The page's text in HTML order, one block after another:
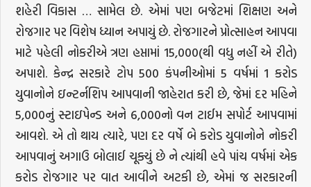
શહેરી વિકાસ … સામેલ છે. એમાં પણ બજેટમાં શિક્ષણ અને
રોજગાર પર વિશેષ ધ્યાન અપાયું છે. રોજગારને પ્રોત્સાહન આપવા
માટે પહેલી નોકરીએ ત્રણ હપ્તામાં 15,000(થી વધુ નહીં એ રીતે)
અપાશે. કેન્દ્ર સરકારે ટોપ 500 કંપનીઓમાં 5 વર્ષમાં 1 કરોડ
યુવાનોને ઇન્ટર્નશિપ આપવાની જાહેરાત કરી છે, જેમાં દર મહિને
5,000નું સ્ટાઇપેન્ડ અને 6,000નો વન ટાઈમ સપોર્ટ આપવામાં
આવશે. એ તો થાય ત્યારે, પણ દર વર્ષે બે કરોડ યુવાનોને નોકરી
આપવાનું અગાઉ બોલાઈ ચૂક્યું છે ને ત્યાંથી હવે પાંચ વર્ષમાં એક
કરોડ રોજગાર પર વાત આવીને અટકી છે, એમાં જ સરકારની